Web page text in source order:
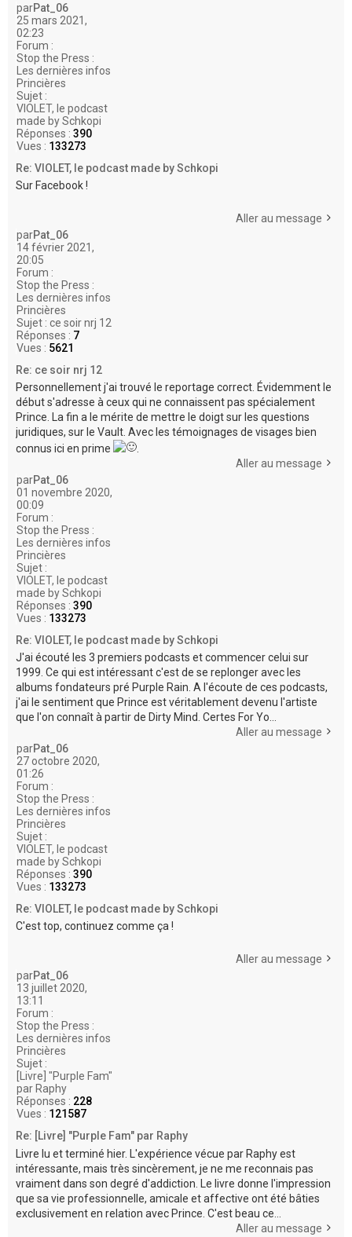
parPat_06
25 mars 2021,
02:23
Forum :
Stop the Press :
Les dernières infos
Princières
Sujet :
VIOLET, le podcast
made by Schkopi
Réponses : 390
Vues : 133273
Re: VIOLET, le podcast made by Schkopi
Sur Facebook !
Aller au message
parPat_06
14 février 2021,
20:05
Forum :
Stop the Press :
Les dernières infos
Princières
Sujet : ce soir nrj 12
Réponses : 7
Vues : 5621
Re: ce soir nrj 12
Personnellement j'ai trouvé le reportage correct. Évidemment le
début s'adresse à ceux qui ne connaissent pas spécialement
Prince. La fin a le mérite de mettre le doigt sur les questions
juridiques, sur le Vault. Avec les témoignages de visages bien
connus ici en prime
Aller au message
parPat_06
01 novembre 2020,
00:09
Forum :
Stop the Press :
Les dernières infos
Princières
Sujet :
VIOLET, le podcast
made by Schkopi
Réponses : 390
Vues : 133273
Re: VIOLET, le podcast made by Schkopi
J'ai écouté les 3 premiers podcasts et commencer celui sur
1999. Ce qui est intéressant c'est de se replonger avec les
albums fondateurs pré Purple Rain. A l'écoute de ces podcasts,
j'ai le sentiment que Prince est véritablement devenu l'artiste
que l'on connaît à partir de Dirty Mind. Certes For Yo...
Aller au message
parPat_06
27 octobre 2020,
01:26
Forum :
Stop the Press :
Les dernières infos
Princières
Sujet :
VIOLET, le podcast
made by Schkopi
Réponses : 390
Vues : 133273
Re: VIOLET, le podcast made by Schkopi
C'est top, continuez comme ça !
Aller au message
parPat_06
13 juillet 2020,
13:11
Forum :
Stop the Press :
Les dernières infos
Princières
Sujet :
[Livre] "Purple Fam"
par Raphy
Réponses : 228
Vues : 121587
Re: [Livre] "Purple Fam" par Raphy
Livre lu et terminé hier. L'expérience vécue par Raphy est
intéressante, mais très sincèrement, je ne me reconnais pas
vraiment dans son degré d'addiction. Le livre donne l'impression
que sa vie professionnelle, amicale et affective ont été bâties
exclusivement en relation avec Prince. C'est beau ce...
Aller au message